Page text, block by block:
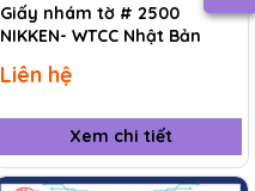
Giấy nhám tờ # 2500
NIKKEN- WTCC Nhật Bản
Liên hệ
Xem chi tiết